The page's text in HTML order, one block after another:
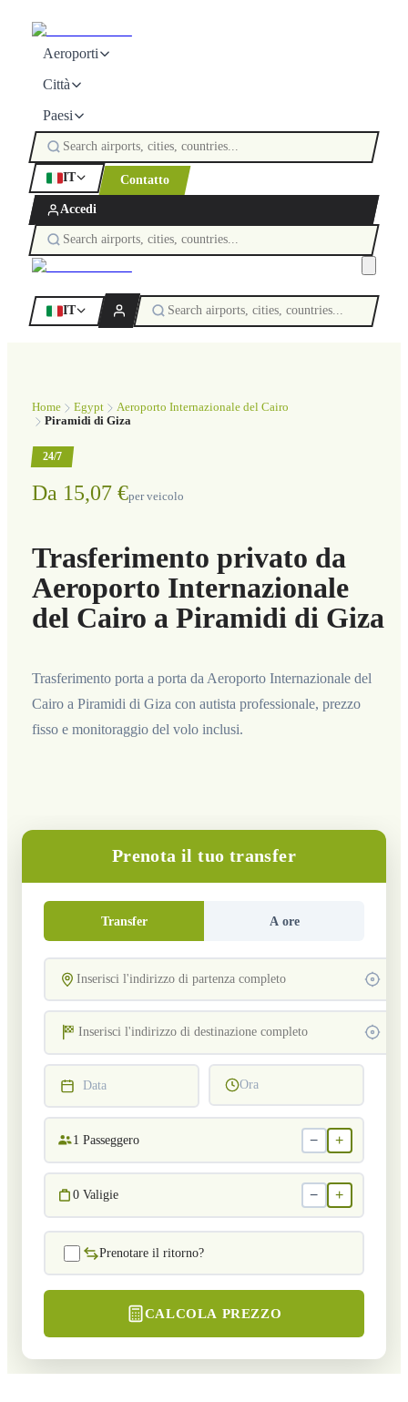
Aeroporti
Città
Paesi
IT Contatto
Accedi
IT
Home Egypt
Aeroporto Internazionale del Cairo
Piramidi di Giza
24/7
Da 15,07 €per veicolo
Trasferimento privato da
Aeroporto Internazionale
del Cairo a Piramidi di Giza
Trasferimento porta a porta da Aeroporto Internazionale del
Cairo a Piramidi di Giza con autista professionale, prezzo
fisso e monitoraggio del volo inclusi.
Prenota il tuo transfer
Transfer A ore
Data Ora
1 Passeggero − +
0 Valigie − +
Prenotare il ritorno?
CALCOLA PREZZO